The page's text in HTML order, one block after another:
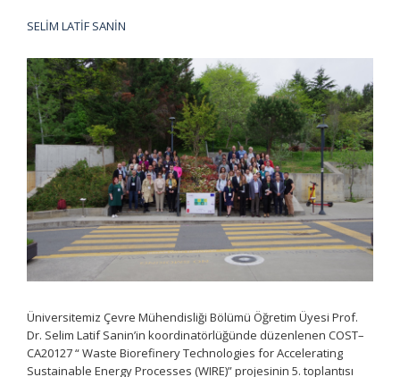
SELİM LATİF SANİN
Üniversitemiz Çevre Mühendisliği Bölümü Öğretim Üyesi Prof.
Dr. Selim Latif Sanin’in koordinatörlüğünde düzenlenen COST–
CA20127 “ Waste Biorefinery Technologies for Accelerating
Sustainable Energy Processes (WIRE)” projesinin 5. toplantısı